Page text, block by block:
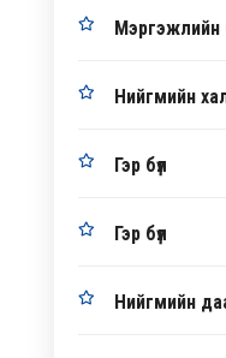
Мэргэжлийн
Нийгмийн
Гэр бүл
Гэр бүл
Нийгмийн